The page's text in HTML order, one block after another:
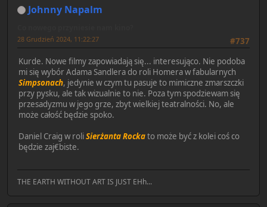
Johnny Napalm
#737
28 Grudzień 2024, 11:22:27
Kurde. Nowe filmy zapowiadają się... interesująco. Nie podoba
mi się wybór Adama Sandlera do roli Homera w fabularnych
Simpsonach, jedynie w czym tu pasuje to mimiczne zmarszczki
przy pysku, ale tak wizualnie to nie. Poza tym spodziewam się
przesadyzmu w jego grze, zbyt wielkiej teatralności. No, ale
może całość będzie spoko.
Daniel Craig w roliSierżanta Rockato może być z kolei coś co
będzie zaj€biste.
THE EARTH WITHOUT ART IS JUST EHh...